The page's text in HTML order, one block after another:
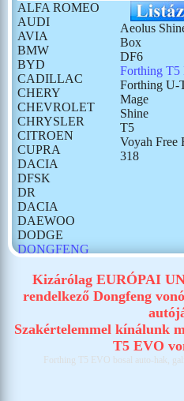
ALFA ROMEO
AUDI
AVIA
BMW
BYD
CADILLAC
CHERY
CHEVROLET
CHRYSLER
CITROEN
CUPRA
DACIA
DFSK
DR
DACIA
DAEWOO
DODGE
DONGFENG
FORD
GONOW
HUMMER
ISUZU
Aeolus
Box
DF6
Forthing T5
Forthing U-
Mage
Shine
T5
Voyah Free
318
Kizárólag EURÓPAI
rendelkező Dongfeng
Szakértelemmel kínálunk
T5 EVO
Forthing T5 EVO bosal auto-hak,